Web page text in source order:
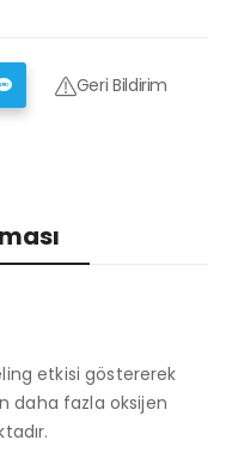
Geri Bildirim
etkisi göstererek
daha fazla oksijen